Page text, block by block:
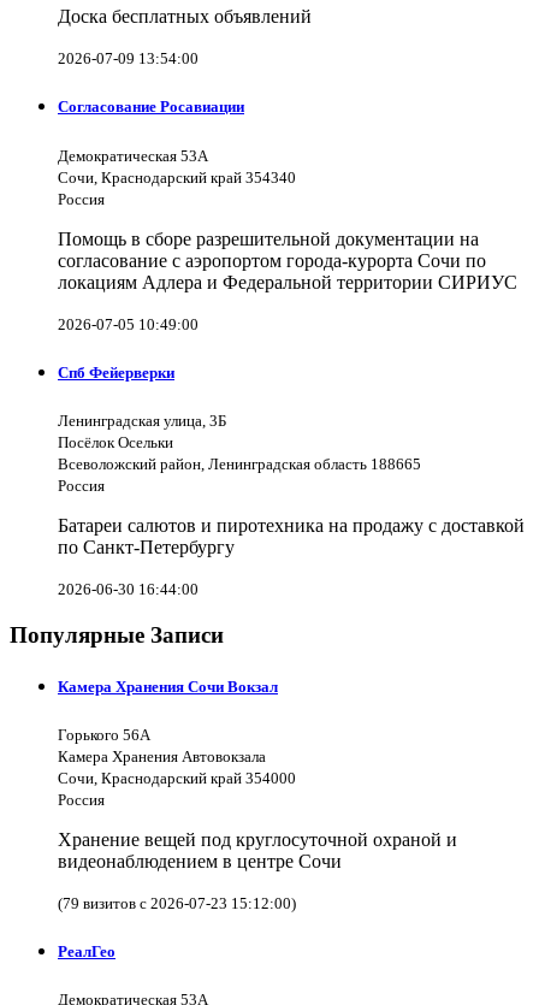
Доска бесплатных объявлений
2026-07-09 13:54:00
Согласование Росавиации
Демократическая 53А
Сочи, Краснодарский край 354340
Россия
Помощь в сборе разрешительной документации на
согласование с аэропортом города-курорта Сочи по
локациям Адлера и Федеральной территории СИРИУС
2026-07-05 10:49:00
Спб Фейерверки
Ленинградская улица, 3Б
Посёлок Осельки
Всеволожский район, Ленинградская область 188665
Россия
Батареи салютов и пиротехника на продажу с доставкой
по Санкт-Петербургу
2026-06-30 16:44:00
Популярные Записи
Камера Хранения Сочи Вокзал
Горького 56А
Камера Хранения Автовокзала
Сочи, Краснодарский край 354000
Россия
Хранение вещей под круглосуточной охраной и
видеонаблюдением в центре Сочи
(79 визитов с 2026-07-23 15:12:00)
РеалГео
Демократическая 53А